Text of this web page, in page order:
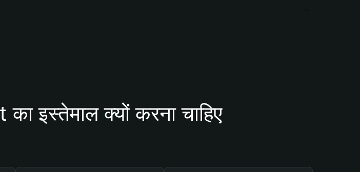
इस्तेमाल क्यों करना चाहिए